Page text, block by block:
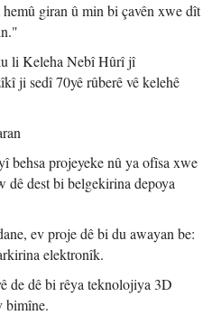
giran û min bi çavên xwe dît
li Keleha Nebî Hûrî jî
ji sedî 70yê rûberê vê kelehê
behsa projeyeke nû ya ofîsa xwe
dê dest bi belgekirina depoya
ev proje dê bi du awayan be:
elektronîk.
de dê bi rêya teknolojiya 3D
bimîne.